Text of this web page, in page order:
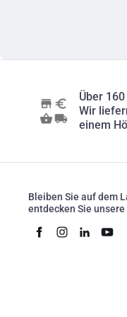
Über
Wir
einem
Bleiben Sie auf dem
entdecken Sie